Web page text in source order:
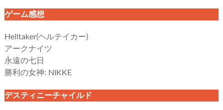
ゲーム感想
Helltaker(ヘルテイカー)
アークナイツ
永遠の七日
勝利の女神: NIKKE
デスティニーチャイルド